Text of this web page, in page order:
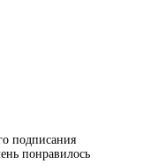
подписания
понравилось